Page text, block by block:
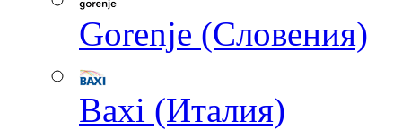
Gorenje (Словения)
Baxi (Италия)